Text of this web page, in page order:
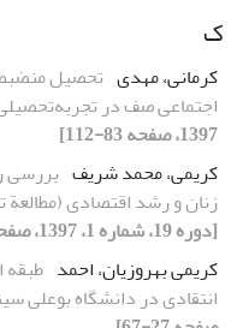
ک
کرمانی، مهدی تحصیل
اجتماعی صف در
1397، صفحه 83-112]
کریمی، محمد شریف
زنان و رشد اقتصادی (مطالعة
[دوره 19، شماره 1، 1397، صفحه 149-171]
کریمی بهروزیان، احمد طبقه
انتقادی در دانشگاه بوعلی